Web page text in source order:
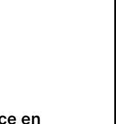
en